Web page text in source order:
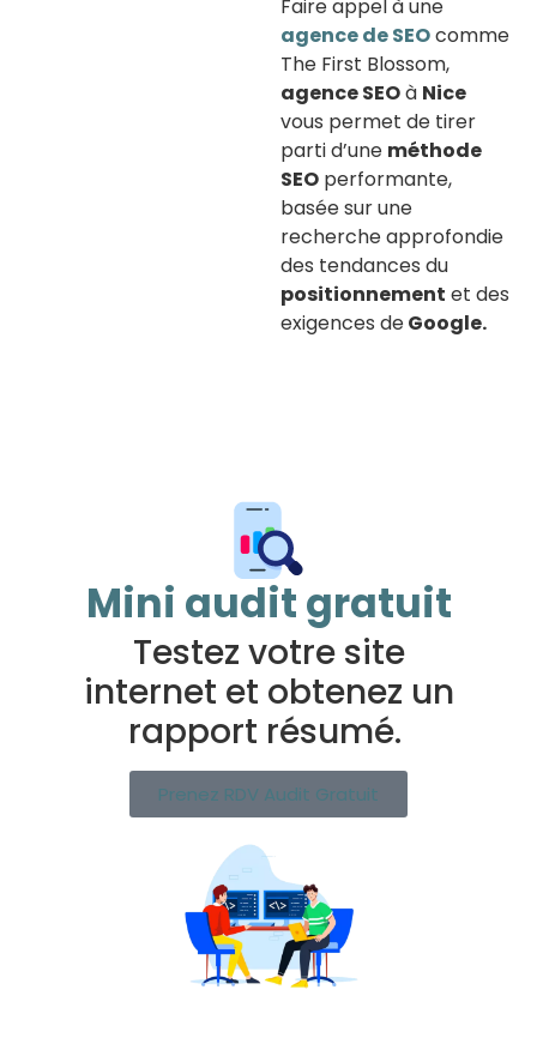
Faire appel à une
agence de SEOcomme
The First Blossom,
agence SEOà Nice
vous permet de tirer
parti d’une méthode
SEO performante,
basée sur une
recherche approfondie
des tendances du
positionnement et des
exigences deGoogle.
Mini audit gratuit
Testez votre site
internet et obtenez un
rapport résumé.
Prenez RDV Audit Gratuit